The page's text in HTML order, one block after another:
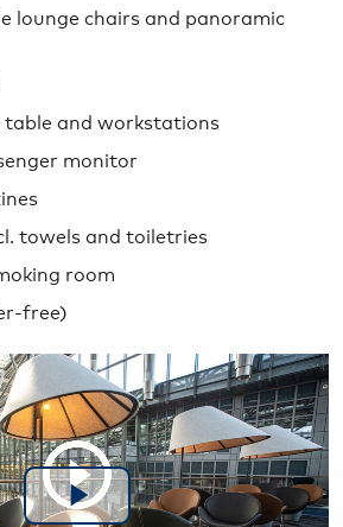
lounge chairs and panoramic
table and workstations
monitor
towels and toiletries
room
free)